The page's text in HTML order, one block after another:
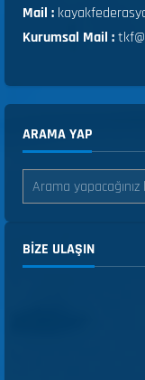
Mail :
Kurumsal Mail :
ARAMA YAP
BIZE ULAŞIN